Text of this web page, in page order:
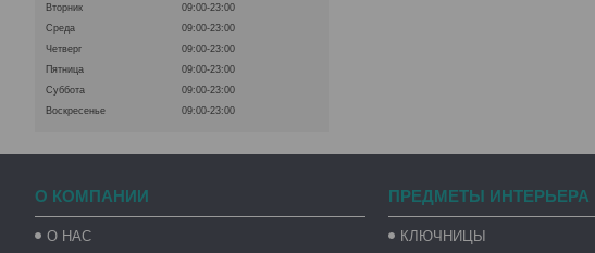
Вторник
09:00-23:00
Среда
09:00-23:00
Четверг
09:00-23:00
Пятница
09:00-23:00
Суббота
09:00-23:00
Воскресенье
09:00-23:00
О КОМПАНИИ
О НАС
ПРЕДМЕТЫ ИНТЕРЬЕРА
КЛЮЧНИЦЫ